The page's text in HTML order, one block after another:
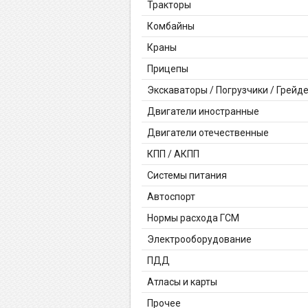
Тракторы
Комбайны
Краны
Прицепы
Экскаваторы / Погрузчики /
Двигатели иностранные
Двигатели отечественные
КПП / АКПП
Системы питания
Автоспорт
Нормы расхода ГСМ
Электрооборудование
ПДД
Атласы и карты
Прочее